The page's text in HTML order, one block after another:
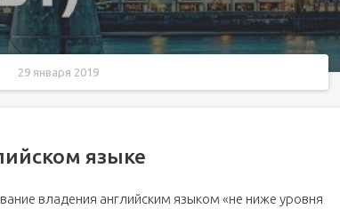
29 января 2019
языке
владения английским языком «не ниже уровня